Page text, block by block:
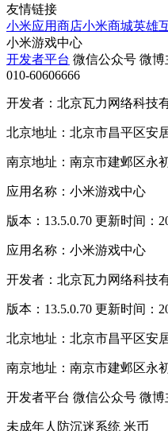
友情链接
小米应用商店小米商城英雄
小米游戏中心
开发者平台 微信公众号 微博
010-60606666
开发者：北京瓦力网络科技
北京地址：北京市昌平区安
南京地址：南京市建邺区永
应用名称：小米游戏中心
版本：13.5.0.70 更新时间：
应用名称：小米游戏中心
开发者：北京瓦力网络科技
版本：13.5.0.70 更新时间：
北京地址：北京市昌平区安
南京地址：南京市建邺区永
开发者平台 微信公众号 微博
未成年人防沉迷系统 米币